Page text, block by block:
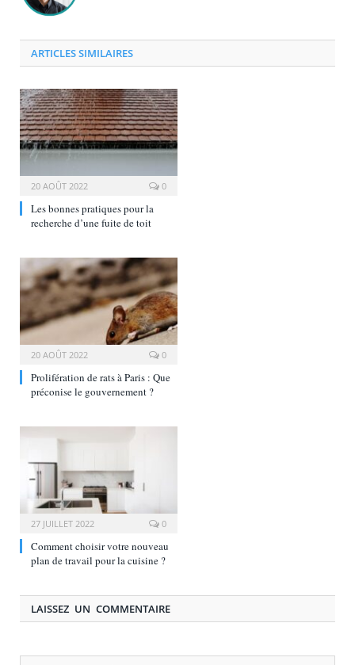
ARTICLES SIMILAIRES
20 AOÛT 2022 0
Les bonnes pratiques pour la
recherche d’une fuite de toit
20 AOÛT 2022 0
Prolifération de rats à Paris : Que
préconise le gouvernement ?
27 JUILLET 2022 0
Comment choisir votre nouveau
plan de travail pour la cuisine ?
LAISSEZ UN COMMENTAIRE